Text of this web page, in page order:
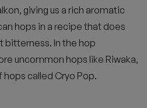
giving us a rich aromatic
hops in a recipe that does
bitterness. In the hop
uncommon hops like Riwaka,
hops called Cryo Pop.